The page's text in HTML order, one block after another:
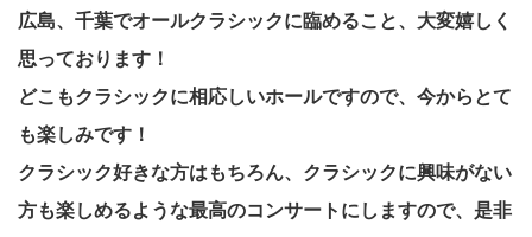
広島、千葉でオールクラシックに臨めること、大変嬉しく
思っております！
どこもクラシックに相応しいホールですので、今からとて
も楽しみです！
クラシック好きな方はもちろん、クラシックに興味がない
方も楽しめるような最高のコンサートにしますので、是非